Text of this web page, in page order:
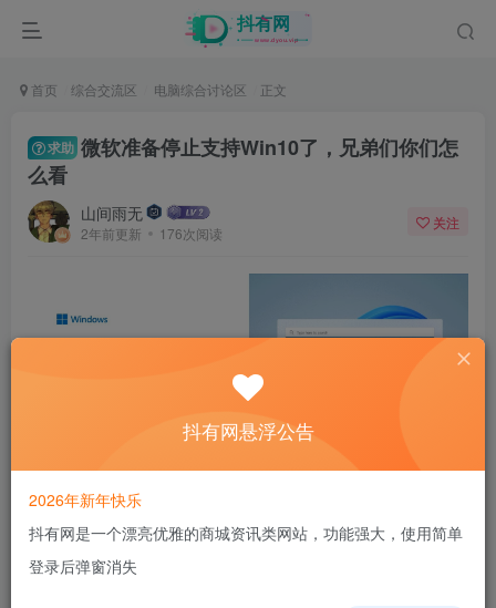
首页 综合交流区 电脑综合讨论区 正文
求助 微软准备停止支持Win10了，兄弟们你们怎
么看
山间雨无
2年前更新 176次阅读
关注
抖有网悬浮公告
2026年新年快乐
抖有网是一个漂亮优雅的商城资讯类网站，功能强大，使用简单
登录后弹窗消失